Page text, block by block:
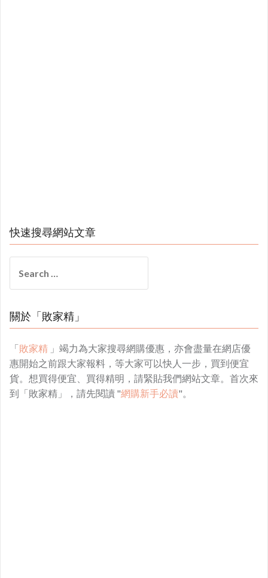
快速搜尋網站文章
for:
關於「敗家精」
「敗家精 」竭力為大家搜尋網購優惠，亦會盡量在網店優
惠開始之前跟大家報料，等大家可以快人一步，買到便宜
貨。想買得便宜、買得精明，請緊貼我們網站文章。首次來
到「敗家精」，請先閱讀 "網購新手必讀"。